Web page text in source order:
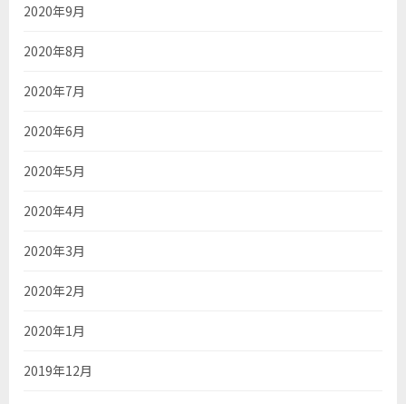
2020年9月
2020年8月
2020年7月
2020年6月
2020年5月
2020年4月
2020年3月
2020年2月
2020年1月
2019年12月